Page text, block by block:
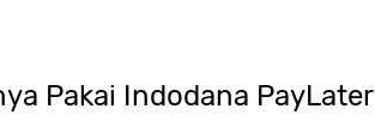
Pakai Indodana PayLater